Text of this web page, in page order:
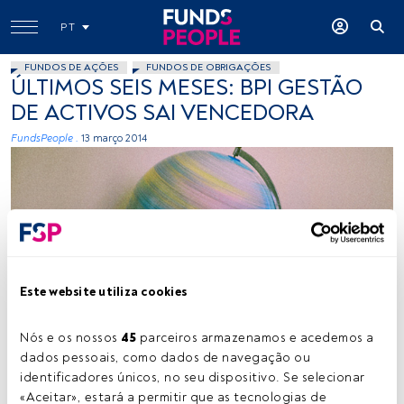
Este website utiliza cookies
Nós e os nossos 45 parceiros armazenamos e acedemos a
dados pessoais, como dados de navegação ou
identificadores únicos, no seu dispositivo. Se selecionar
«Aceitar», estará a permitir que as tecnologias de
PT
FUNDOS DE AÇÕES FUNDOS DE OBRIGAÇÕES
ÚLTIMOS SEIS MESES: BPI GESTÃO
DE ACTIVOS SAI VENCEDORA
FundsPeople . 13 março 2014
&rewNoël, Flickr, Creative Commons
Tempo de leitura:2 min.